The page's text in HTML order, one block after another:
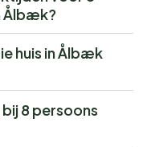
Ålbæk?
huis in Ålbæk
8 persoons